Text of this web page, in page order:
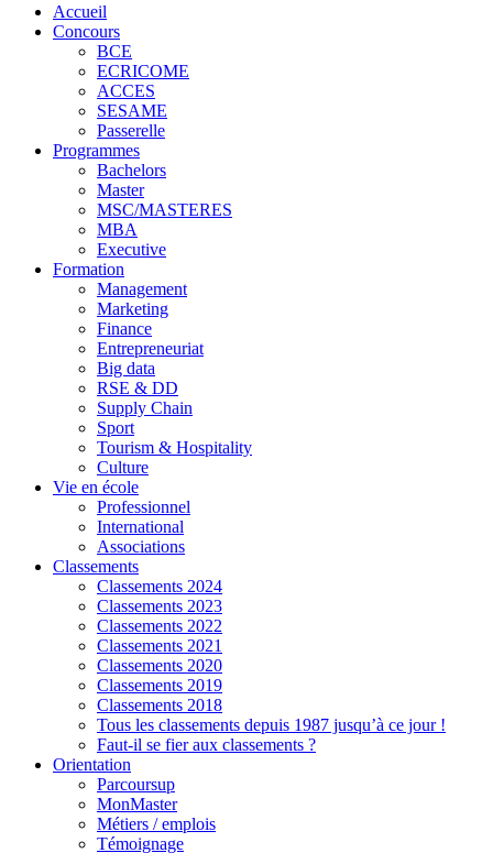
Accueil
Concours
BCE
ECRICOME
ACCES
SESAME
Passerelle
Programmes
Bachelors
Master
MSC/MASTERES
MBA
Executive
Formation
Management
Marketing
Finance
Entrepreneuriat
Big data
RSE & DD
Supply Chain
Sport
Tourism & Hospitality
Culture
Vie en école
Professionnel
International
Associations
Classements
Classements 2024
Classements 2023
Classements 2022
Classements 2021
Classements 2020
Classements 2019
Classements 2018
Tous les classements depuis 1987 jusqu’à ce jour !
Faut-il se fier aux classements ?
Orientation
Parcoursup
MonMaster
Métiers / emplois
Témoignage